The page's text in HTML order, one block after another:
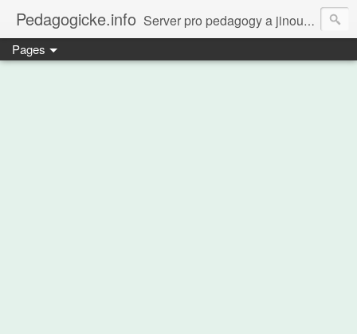
Pedagogicke.info Server pro pedagogy a jinou zvířenu
Pages